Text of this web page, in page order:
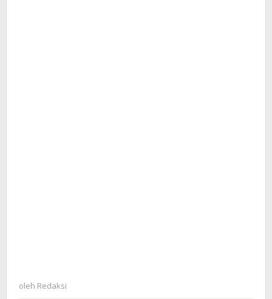
oleh Redaksi